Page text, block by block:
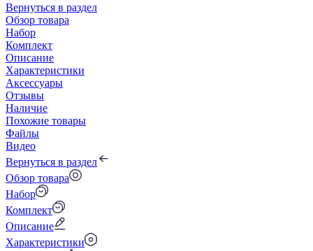
Вернуться в раздел
Обзор товара
Набор
Комплект
Описание
Характеристики
Аксессуары
Отзывы
Наличие
Похожие товары
Файлы
Видео
Вернуться в раздел
Обзор товара
Набор
Комплект
Описание
Характеристики